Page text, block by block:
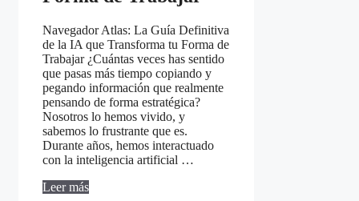
Navegador Atlas: La Guía Definitiva
de la IA que Transforma tu Forma de
Trabajar ¿Cuántas veces has sentido
que pasas más tiempo copiando y
pegando información que realmente
pensando de forma estratégica?
Nosotros lo hemos vivido, y
sabemos lo frustrante que es.
Durante años, hemos interactuado
con la inteligencia artificial …
Leer más